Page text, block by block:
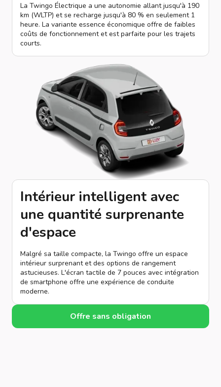
La Twingo Électrique a une autonomie allant jusqu'à 190
km (WLTP) et se recharge jusqu'à 80 % en seulement 1
heure. La variante essence économique offre de faibles
coûts de fonctionnement et est parfaite pour les trajets
courts.
Intérieur intelligent avec
une quantité surprenante
d'espace
Malgré sa taille compacte, la Twingo offre un espace
intérieur surprenant et des options de rangement
astucieuses. L'écran tactile de 7 pouces avec intégration
de smartphone offre une expérience de conduite
moderne.
Offre sans obligation